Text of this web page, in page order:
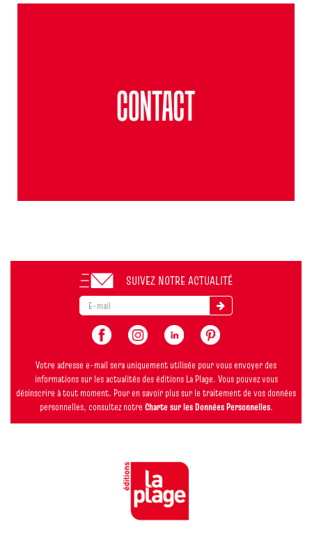
SUIVEZ NOTRE ACTUALITÉ
Votre adresse e-mail sera uniquement utilisée pour vous envoyer des
informations sur les actualités des éditions La Plage. Vous pouvez vous
désinscrire à tout moment. Pour en savoir plus sur le traitement de vos données
personnelles, consultez notre Charte sur les Données Personnelles.